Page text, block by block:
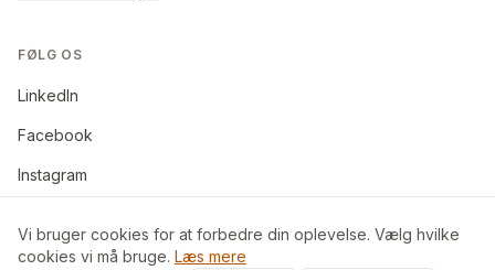
FØLG OS
LinkedIn
Facebook
Instagram
Vi bruger cookies for at forbedre din oplevelse. Vælg hvilke
cookies vi må bruge. Læs mere